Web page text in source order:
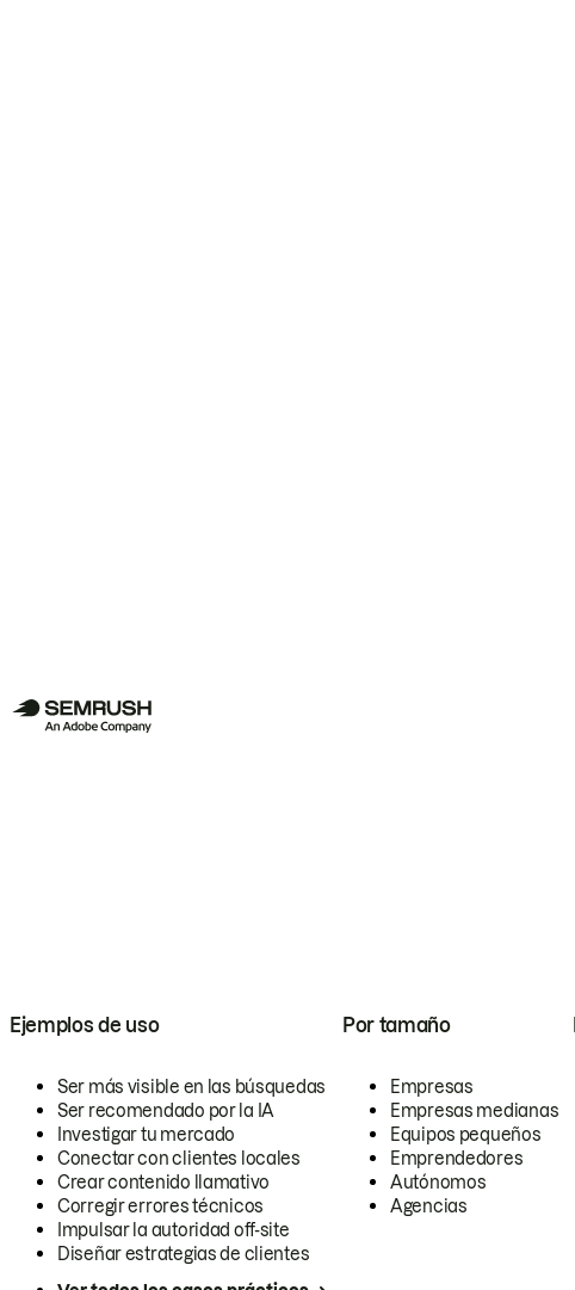
Ejemplos de uso
Ser más visible en las búsquedas
Ser recomendado por la IA
Investigar tu mercado
Conectar con clientes locales
Crear contenido llamativo
Corregir errores técnicos
Impulsar la autoridad off-site
Diseñar estrategias de clientes
Por tamaño
Empresas
Empresas medianas
Equipos pequeños
Emprendedores
Autónomos
Agencias